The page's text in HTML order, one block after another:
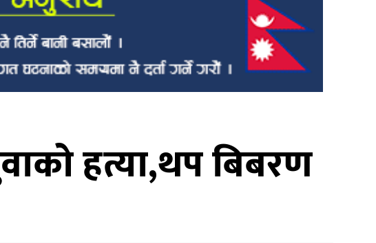
हत्या,थप बिबरण